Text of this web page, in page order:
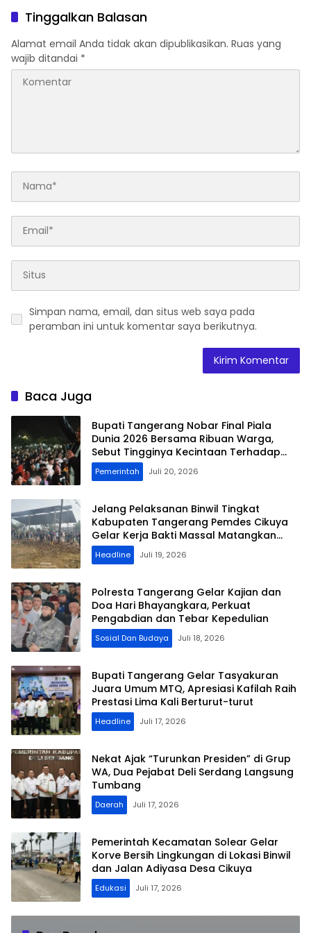
Tinggalkan Balasan
Alamat email Anda tidak akan dipublikasikan. Ruas yang
wajib ditandai *
Simpan nama, email, dan situs web saya pada
peramban ini untuk komentar saya berikutnya.
Baca Juga
Bupati Tangerang Nobar Final Piala
Dunia 2026 Bersama Ribuan Warga,
Sebut Tingginya Kecintaan Terhadap
Olahraga Sepak Bola
Pemerintah Juli 20, 2026
Jelang Pelaksanan Binwil Tingkat
Kabupaten Tangerang Pemdes Cikuya
Gelar Kerja Bakti Massal Matangkan
Persiapan
Headline Juli 19, 2026
Polresta Tangerang Gelar Kajian dan
Doa Hari Bhayangkara, Perkuat
Pengabdian dan Tebar Kepedulian
Sosial Dan Budaya Juli 18, 2026
Bupati Tangerang Gelar Tasyakuran
Juara Umum MTQ, Apresiasi Kafilah Raih
Prestasi Lima Kali Berturut-turut
Headline Juli 17, 2026
Nekat Ajak “Turunkan Presiden” di Grup
WA, Dua Pejabat Deli Serdang Langsung
Tumbang
Daerah Juli 17, 2026
Pemerintah Kecamatan Solear Gelar
Korve Bersih Lingkungan di Lokasi Binwil
dan Jalan Adiyasa Desa Cikuya
Edukasi Juli 17, 2026